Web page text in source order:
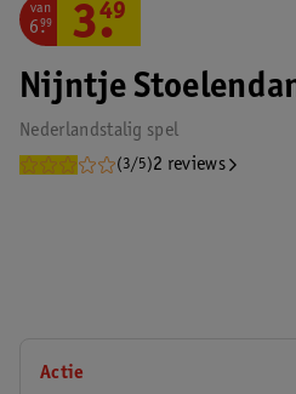
Nijntje
Nederlandstalig spel
(3/5)2 reviews
van
6.
99 3.
49
Actie